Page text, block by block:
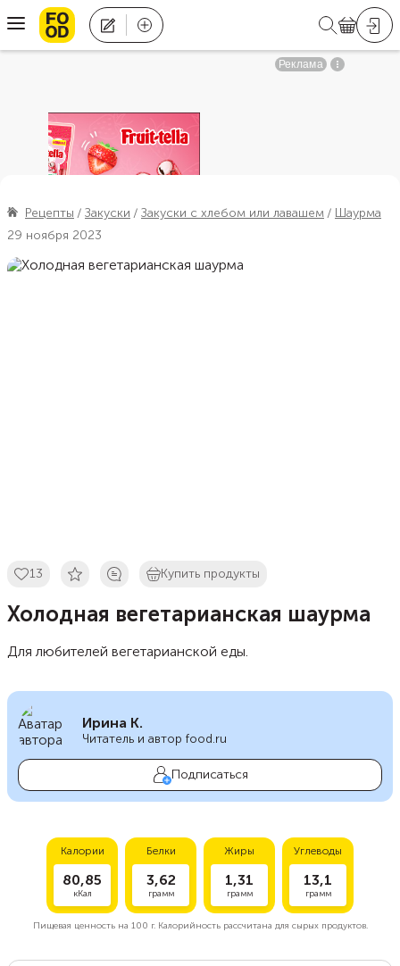
Рецепты Закуски Закуски с хлебом или лавашем
Шаурма
29 ноября 2023
13 Купить продукты
Холодная вегетарианская шаурма
Для любителей вегетарианской еды.
Ирина К.
Читатель и автор food.ru
Подписаться
Калории
80,85
кКал
Белки
3,62
грамм
Жиры
1,31
грамм
Углеводы
13,1
грамм
Пищевая ценность на 100 г.Калорийность рассчитана для сырых продуктов.